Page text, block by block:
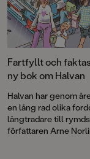
Fartfyllt och
ny bok om Halvan
Halvan har genom
en lång rad olika
långtradare till
författaren Arne